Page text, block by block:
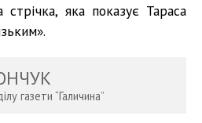
стрічка, яка показує Тараса
газети “Галичина”